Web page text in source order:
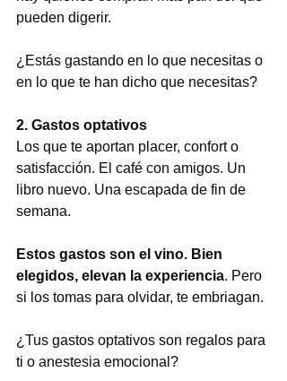
pueden digerir.
¿Estás gastando en lo que necesitas o
en lo que te han dicho que necesitas?
2. Gastos optativos
Los que te aportan placer, confort o
satisfacción. El café con amigos. Un
libro nuevo. Una escapada de fin de
semana.
Estos gastos son el vino. Bien
elegidos, elevan la experiencia. Pero
si los tomas para olvidar, te embriagan.
¿Tus gastos optativos son regalos para
ti o anestesia emocional?